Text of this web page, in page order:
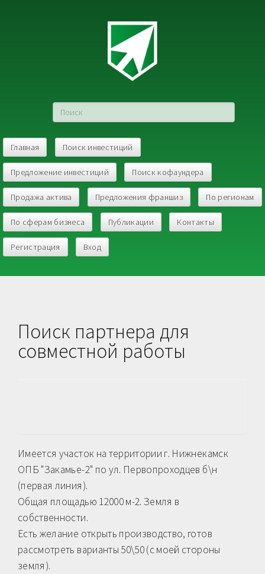
Главная Поиск инвестиций
Предложение инвестиций Поиск кофаундера
Продажа актива Предложения франшиз По регионам
По сферам бизнеса Публикации Контакты
Регистрация Вход
Поиск партнера для
совместной работы
Имеется участок на территории г. Нижнекамск
ОПБ "Закамье-2" по ул. Первопроходцев б\н
(первая линия).
Общая площадью 12000 м-2. Земля в
собственности.
Есть желание открыть производство, готов
рассмотреть варианты 50\50 (с моей стороны
земля).